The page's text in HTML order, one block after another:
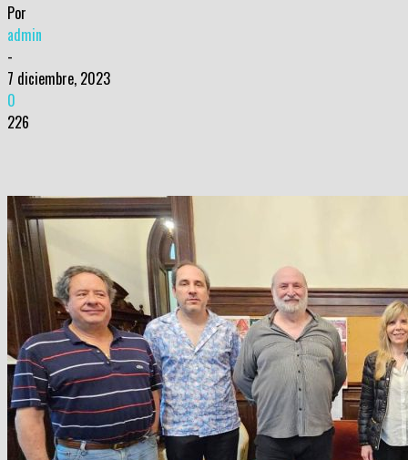
Por
admin
-
7 diciembre, 2023
0
226